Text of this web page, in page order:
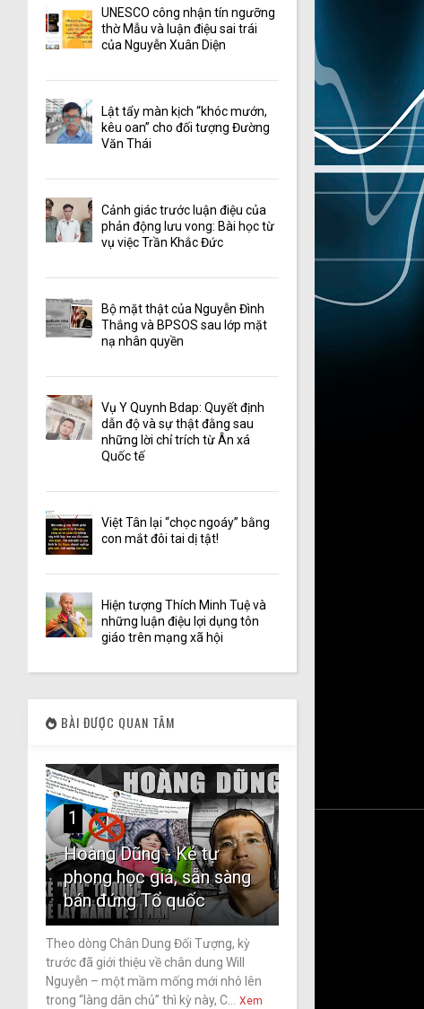
UNESCO công nhận tín ngưỡng
thờ Mẫu và luận điệu sai trái
của Nguyễn Xuân Diện
Lật tẩy màn kịch “khóc mướn,
kêu oan” cho đối tượng Đường
Văn Thái
Cảnh giác trước luận điệu của
phản động lưu vong: Bài học từ
vụ việc Trần Khắc Đức
Bộ mặt thật của Nguyễn Đình
Thắng và BPSOS sau lớp mặt
nạ nhân quyền
Vụ Y Quynh Bdap: Quyết định
dẫn độ và sự thật đằng sau
những lời chỉ trích từ Ân xá
Quốc tế
Việt Tân lại “chọc ngoáy” bằng
con mắt đôi tai dị tật!
Hiện tượng Thích Minh Tuệ và
những luận điệu lợi dụng tôn
giáo trên mạng xã hội
BÀI ĐƯỢC QUAN TÂM
1
Hoàng Dũng - Kẻ tự
phong học giả, sẵn sàng
bán đứng Tổ quốc
Theo dòng Chân Dung Đối Tượng, kỳ
trước đã giới thiệu về chân dung Will
Nguyễn – một mầm mống mới nhô lên
trong “làng dân chủ” thì kỳ này, C...
Xem